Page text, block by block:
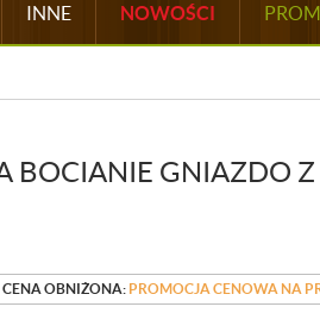
INNE NOWOŚCI
BOCIANIE GNIAZDO Z
CENA OBNIŻONA: PROMOCJA CENOWA NA